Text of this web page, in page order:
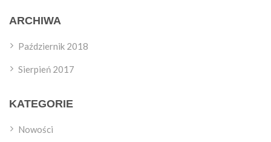
ARCHIWA
Październik 2018
Sierpień 2017
KATEGORIE
Nowości